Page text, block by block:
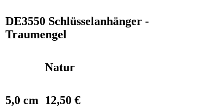
DE3550 Schlüsselanhänger -
Traumengel
Natur
5,0 cm 12,50 €